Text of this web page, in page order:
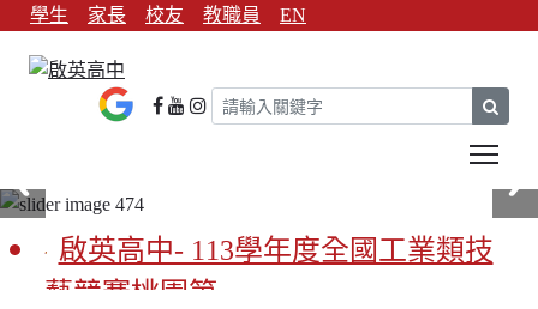
學生 家長 校友 教職員 EN
啟英高中- 113學年度全國工業類技
藝競賽桃園第一